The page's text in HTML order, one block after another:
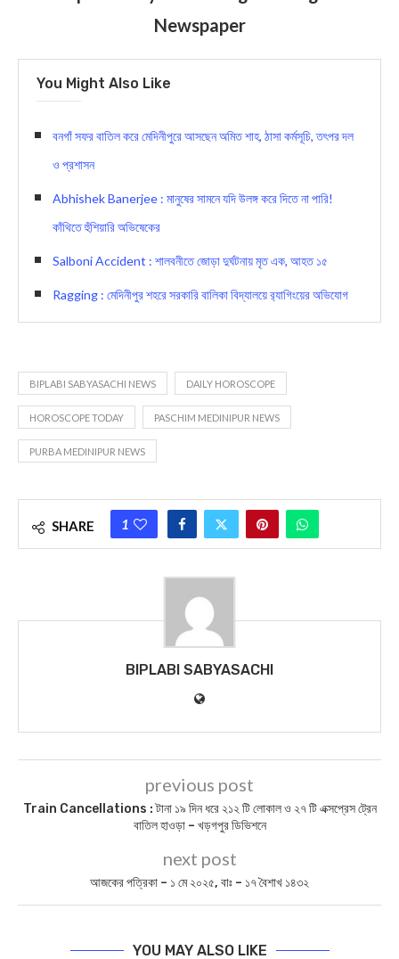
Newspaper
You Might Also Like
বনগাঁ সফর বাতিল করে মেদিনীপুরে আসছেন অমিত শাহ, ঠাসা কর্মসূচি, তৎপর দল
ও প্রশাসন
Abhishek Banerjee : মানুষের সামনে যদি উলঙ্গ করে দিতে না পারি!
ক‍াঁথিতে হুঁশিয়ারি অভিষেকের
Salboni Accident : শালবনীতে জোড়া দুর্ঘটনায় মৃত এক, আহত ১৫
Ragging : মেদিনীপুর শহরে সরকারি বালিকা বিদ্যালয়ে র‌্যাগিংয়ের অভিযোগ
BIPLABI SABYASACHI NEWS DAILY HOROSCOPE
HOROSCOPE TODAY PASCHIM MEDINIPUR NEWS
PURBA MEDINIPUR NEWS
SHARE 1
BIPLABI SABYASACHI
previous post
Train Cancellations : টানা ১৯ দিন ধরে ২১২ টি লোকাল ও ২৭ টি এক্সপ্রেস ট্রেন
বাতিল হাওড়া – খড়গপুর ডিভিশনে
next post
আজকের পত্রিকা – ১ মে ২০২৫, বাঃ – ১৭ বৈশাখ ১৪৩২
YOU MAY ALSO LIKE